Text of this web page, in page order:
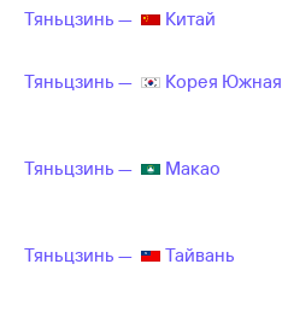
Тяньцзинь — Китай
Тяньцзинь — Корея Южная
Тяньцзинь — Макао
Тяньцзинь — Тайвань